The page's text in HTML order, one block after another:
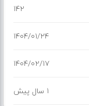
142
۱۴۰۴/۰۱/۲۴
۱۴۰۴/۰۲/۱۷
1 سال پیش